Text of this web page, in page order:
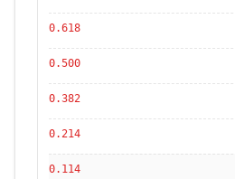
0.618
0.500
0.382
0.214
0.114